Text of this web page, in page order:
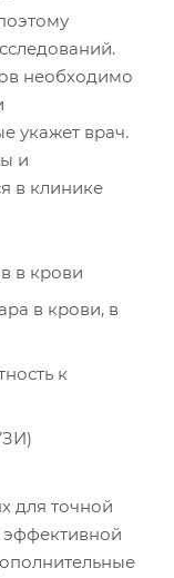
необходимо
укажет врач.
и
в клинике
в крови
в крови, в
к
для точной